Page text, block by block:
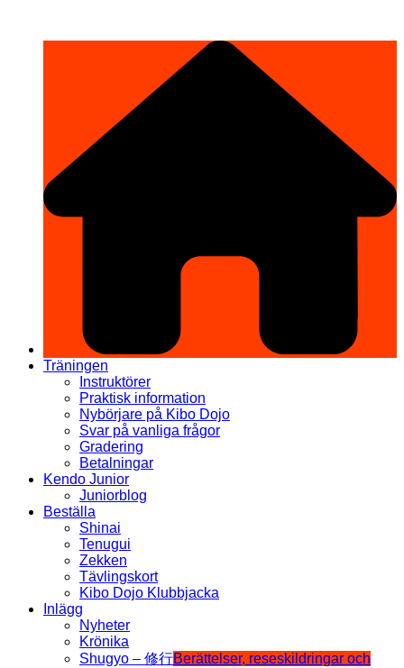
Träningen
Instruktörer
Praktisk information
Nybörjare på Kibo Dojo
Svar på vanliga frågor
Gradering
Betalningar
Kendo Junior
Juniorblog
Beställa
Shinai
Tenugui
Zekken
Tävlingskort
Kibo Dojo Klubbjacka
Inlägg
Nyheter
Krönika
Shugyo – 修行Berättelser, reseskildringar och